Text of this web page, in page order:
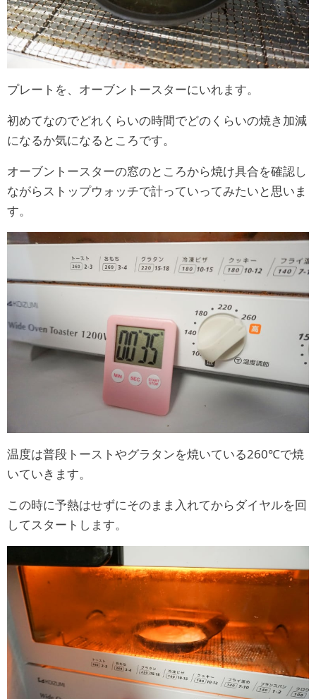
プレートを、オーブントースターにいれます。
初めてなのでどれくらいの時間でどのくらいの焼き加減
になるか気になるところです。
オーブントースターの窓のところから焼け具合を確認し
ながらストップウォッチで計っていってみたいと思いま
す。
温度は普段トーストやグラタンを焼いている260℃で焼
いていきます。
この時に予熱はせずにそのまま入れてからダイヤルを回
してスタートします。